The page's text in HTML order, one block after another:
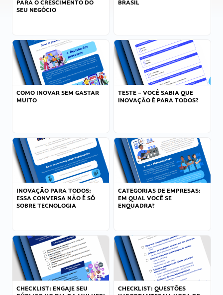
PARA O CRESCIMENTO DO
SEU NEGÓCIO
BRASIL
COMO INOVAR SEM GASTAR
MUITO
TESTE – VOCÊ SABIA QUE
INOVAÇÃO É PARA TODOS?
INOVAÇÃO PARA TODOS:
ESSA CONVERSA NÃO É SÓ
SOBRE TECNOLOGIA
CATEGORIAS DE EMPRESAS:
EM QUAL VOCÊ SE
ENQUADRA?
CHECKLIST: ENGAJE SEU
CHECKLIST: QUESTÕES